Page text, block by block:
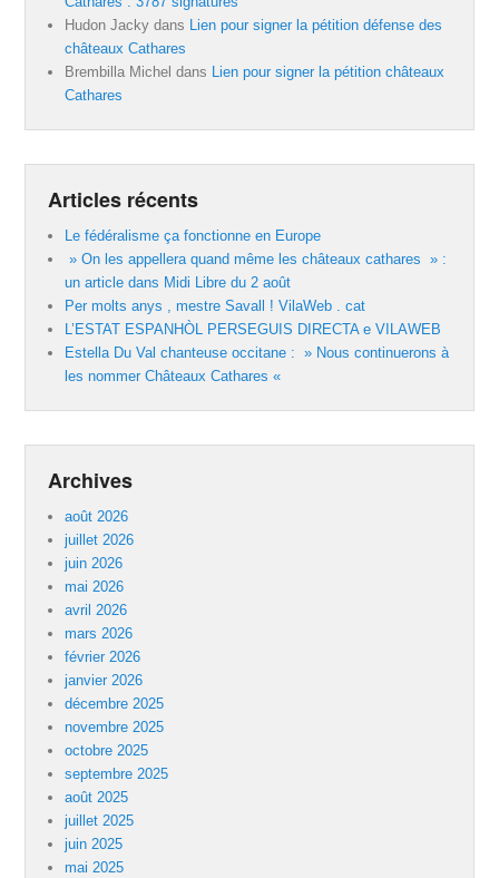
Hudon Jacky dans Lien pour signer la pétition défense des
châteaux Cathares
Brembilla Michel dans Lien pour signer la pétition châteaux
Cathares
Articles récents
Le fédéralisme ça fonctionne en Europe
» On les appellera quand même les châteaux cathares » :
un article dans Midi Libre du 2 août
Per molts anys , mestre Savall ! VilaWeb . cat
L’ESTAT ESPANHÒL PERSEGUIS DIRECTA e VILAWEB
Estella Du Val chanteuse occitane : » Nous continuerons à
les nommer Châteaux Cathares «
Archives
août 2026
juillet 2026
juin 2026
mai 2026
avril 2026
mars 2026
février 2026
janvier 2026
décembre 2025
novembre 2025
octobre 2025
septembre 2025
août 2025
juillet 2025
juin 2025
mai 2025